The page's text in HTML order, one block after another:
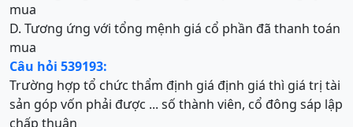
mua
D. Tương ứng với tổng mệnh giá cổ phần đã thanh toán
mua
Câu hỏi 539193:
Trường hợp tổ chức thẩm định giá định giá thì giá trị tài
sản góp vốn phải được ... số thành viên, cổ đông sáp lập
chấp thuận